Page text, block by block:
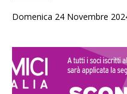
Domenica 24 Novembre